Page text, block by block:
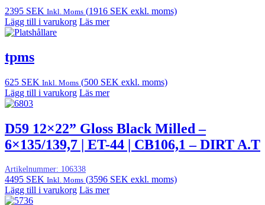
2395 SEK Inkl. Moms (1916 SEK exkl. moms)
Lägg till i varukorg Läs mer
tpms
625 SEK Inkl. Moms (500 SEK exkl. moms)
Lägg till i varukorg Läs mer
D59 12×22” Gloss Black Milled –
6×135/139,7 | ET-44 | CB106,1 – DIRT A.T
Artikelnummer: 106338
4495 SEK Inkl. Moms (3596 SEK exkl. moms)
Lägg till i varukorg Läs mer